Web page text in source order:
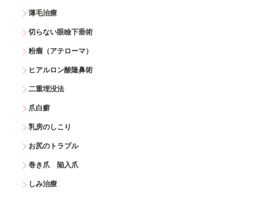
薄毛治療
切らない眼瞼下垂術
粉瘤（アテローマ）
ヒアルロン酸隆鼻術
二重埋没法
爪白癬
乳房のしこり
お尻のトラブル
巻き爪 陥入爪
しみ治療